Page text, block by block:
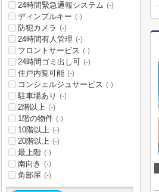
24時間緊急通報システム (-)
ディンプルキー (-)
防犯カメラ (-)
24時間有人管理 (-)
フロントサービス (-)
24時間ゴミ出し可 (-)
住戸内覧可能 (-)
コンシェルジュサービス (-)
駐車場あり (-)
2階以上 (-)
1階の物件 (-)
10階以上 (-)
20階以上 (-)
最上階 (-)
南向き (-)
角部屋 (-)